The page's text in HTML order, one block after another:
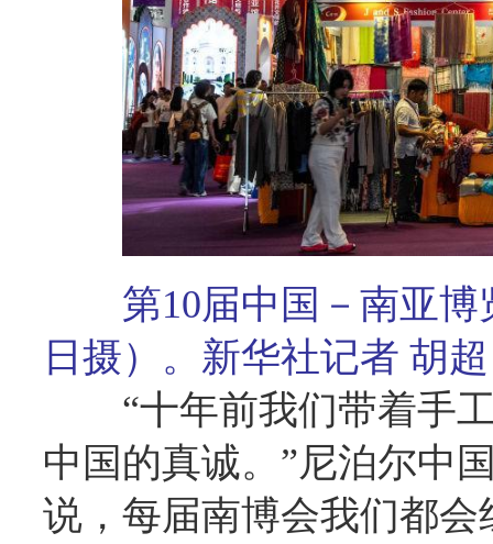
第10届中国－南亚博
日摄）。新华社记者 胡
“十年前我们带着手
中国的真诚。”尼泊尔中
说，每届南博会我们都